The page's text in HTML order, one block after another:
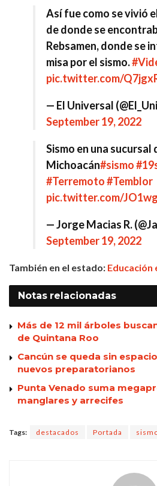
Así fue como se vivió
de donde se
Rebsamen, donde se
misa por el sismo.
pic.twitter.com/
— El Universal
September 19, 2022
Sismo en una sucursal
Michoacán#sismo
#Terremoto#Temblor
pic.twitter.com/
— Jorge Macias R.
September 19, 2022
También en el estado: Educación
Notas relacionadas
Más de 12 mil árboles
de Quintana Roo
Cancún se queda sin
nuevos preparatorianos
Punta Venado suma
manglares y arrecifes
Tags: destacados Portada